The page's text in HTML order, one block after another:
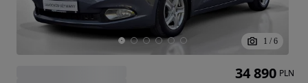
1 / 6
34 890 PLN